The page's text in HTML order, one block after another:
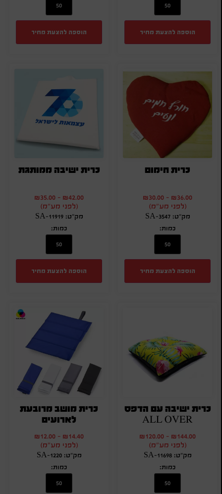
הוספה להצעת מחיר הוספה להצעת מחיר
כרית חימום
₪36.00
-
₪30.00
(לפני מע"מ)
מק"ט: SA-3547
כמות:
הוספה להצעת מחיר
כרית ישיבה ממותגת
₪42.00
-
₪35.00
(לפני מע"מ)
מק"ט: SA-11919
כמות:
הוספה להצעת מחיר
כרית ישיבה עם הדפס
ALL OVER
₪144.00
-
₪120.00
(לפני מע"מ)
מק"ט: SA-11698
כמות:
כרית מושב מרובעת
לארועים
₪14.40
-
₪12.00
(לפני מע"מ)
מק"ט: SA-1220
כמות: